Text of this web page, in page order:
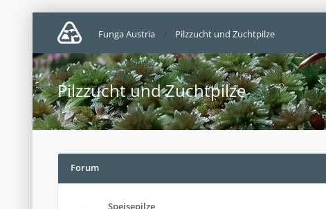
Funga Austria Pilzzucht und Zuchtpilze
Pilzzucht und Zuchtpilze
Forum
Speisepilze